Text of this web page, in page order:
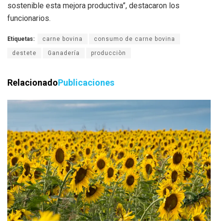
sostenible esta mejora productiva”, destacaron los
funcionarios.
Etiquetas: carne bovina consumo de carne bovina
destete Ganadería producciòn
RelacionadoPublicaciones